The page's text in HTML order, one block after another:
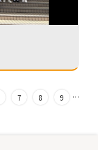
7 8 9 …